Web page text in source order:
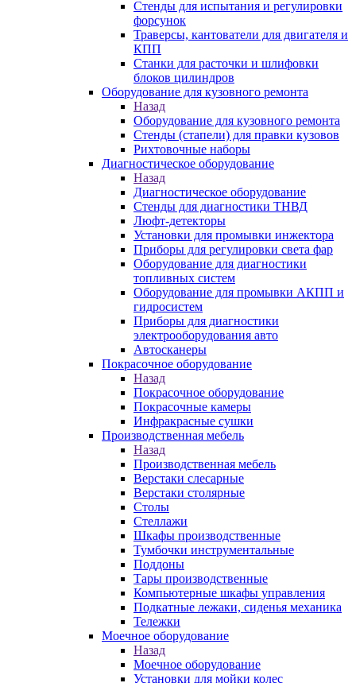
Стенды для испытания и регулировки
форсунок
Траверсы, кантователи для двигателя и
КПП
Станки для расточки и шлифовки
блоков цилиндров
Оборудование для кузовного ремонта
Назад
Оборудование для кузовного ремонта
Стенды (стапели) для правки кузовов
Рихтовочные наборы
Диагностическое оборудование
Назад
Диагностическое оборудование
Стенды для диагностики ТНВД
Люфт-детекторы
Установки для промывки инжектора
Приборы для регулировки света фар
Оборудование для диагностики
топливных систем
Оборудование для промывки АКПП и
гидросистем
Приборы для диагностики
электрооборудования авто
Автосканеры
Покрасочное оборудование
Назад
Покрасочное оборудование
Покрасочные камеры
Инфракрасные сушки
Производственная мебель
Назад
Производственная мебель
Верстаки слесарные
Верстаки столярные
Столы
Стеллажи
Шкафы производственные
Тумбочки инструментальные
Поддоны
Тары производственные
Компьютерные шкафы управления
Подкатные лежаки, сиденья механика
Тележки
Моечное оборудование
Назад
Моечное оборудование
Установки для мойки колес